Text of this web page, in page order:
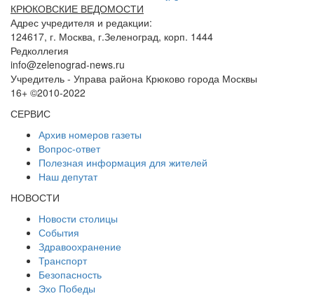
КРЮКОВСКИЕ ВЕДОМОСТИ
Адрес учредителя и редакции:
124617, г. Москва, г.Зеленоград, корп. 1444
Редколлегия
info@zelenograd-news.ru
Учредитель - Управа района Крюково города Москвы
16+ ©2010-2022
СЕРВИС
Архив номеров газеты
Вопрос-ответ
Полезная информация для жителей
Наш депутат
НОВОСТИ
Новости столицы
События
Здравоохранение
Транспорт
Безопасность
Эхо Победы